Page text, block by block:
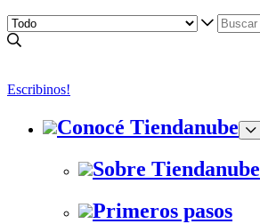
Escribinos!
Conocé Tiendanube
Sobre Tiendanube
Primeros pasos